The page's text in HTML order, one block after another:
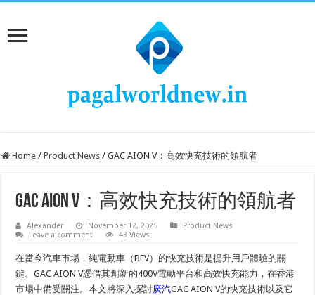
Home / Product News / GAC AION V：高效快充技術的領航者
GAC AION V：高效快充技術的領航者
Alexander November 12, 2025
Product News
Leave a comment
43 Views
在當今汽車市場，純電動車（BEV）的快充技術是提升用戶體驗的關
鍵。GAC AION V憑借其創新的400V電動平台和高效快充能力，在香港
市場中備受關注。本文將深入探討廣汽GAC AION V的快充技術以及它